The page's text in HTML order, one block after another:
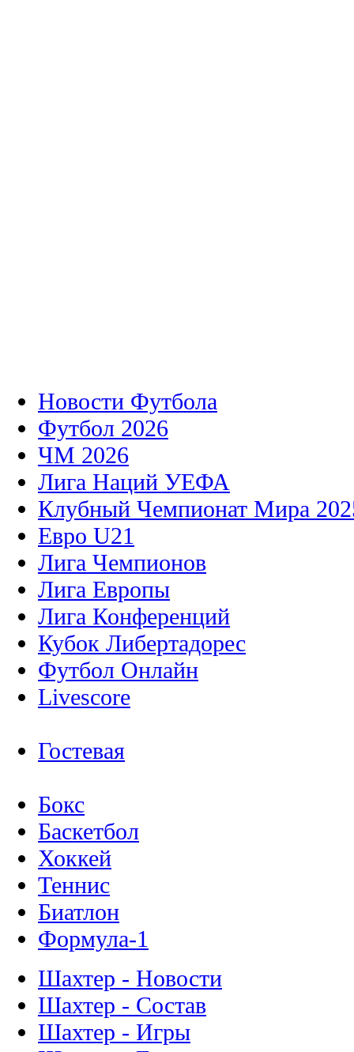
Новости Футбола
Футбол 2026
ЧМ 2026
Лига Наций УЕФА
Клубный Чемпионат Мира
Евро U21
Лига Чемпионов
Лига Европы
Лига Конференций
Кубок Либертадорес
Футбол Онлайн
Livescore
Гостевая
Бокс
Баскетбол
Хоккей
Теннис
Биатлон
Формула-1
Шахтер - Новости
Шахтер - Состав
Шахтер - Игры